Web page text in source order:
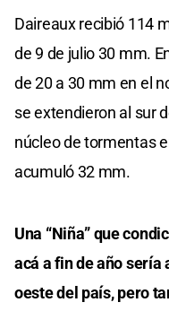
Daireaux recibió 114
de 9 de julio 30 mm.
de 20 a 30 mm en el
se extendieron al sur
núcleo de tormentas
acumuló 32 mm.
Una “Niña” que
acá a fin de año
oeste del país, pero